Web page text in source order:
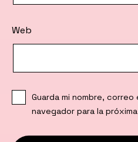
Web
Guarda mi nombre,
navegador para la